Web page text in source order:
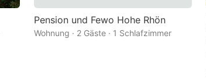
Pension und Fewo Hohe Rhön
Wohnung · 2 Gäste · 1 Schlafzimmer